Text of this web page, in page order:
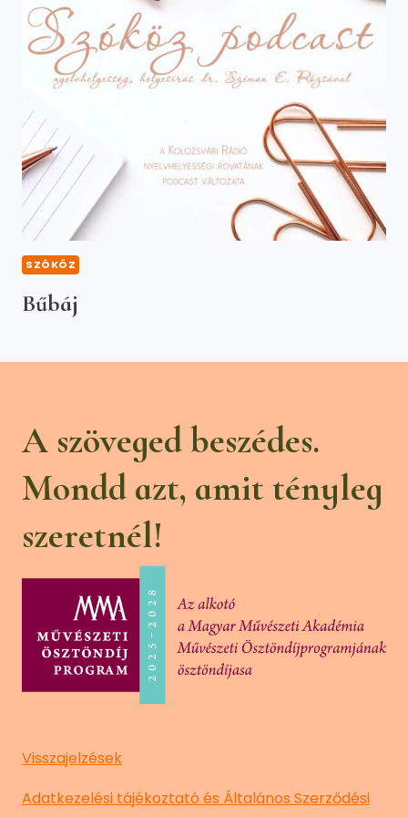
SZÓKÖZ
Bűbáj
A szöveged beszédes.
Mondd azt, amit tényleg
szeretnél!
Visszajelzések
Adatkezelési tájékoztató és Általános Szerződési